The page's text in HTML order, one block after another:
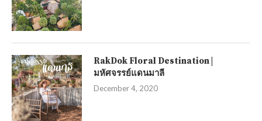
RakDok Floral Destination |
มหัศจรรย์แดนมาลี
December 4, 2020